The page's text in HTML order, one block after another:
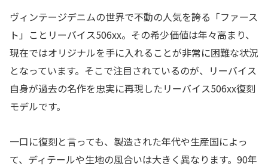
ヴィンテージデニムの世界で不動の人気を誇る「ファース
ト」ことリーバイス506xx。その希少価値は年々高まり、
現在ではオリジナルを手に入れることが非常に困難な状況
となっています。そこで注目されているのが、リーバイス
自身が過去の名作を忠実に再現したリーバイス506xx復刻
モデルです。
一口に復刻と言っても、製造された年代や生産国によっ
て、ディテールや生地の風合いは大きく異なります。90年